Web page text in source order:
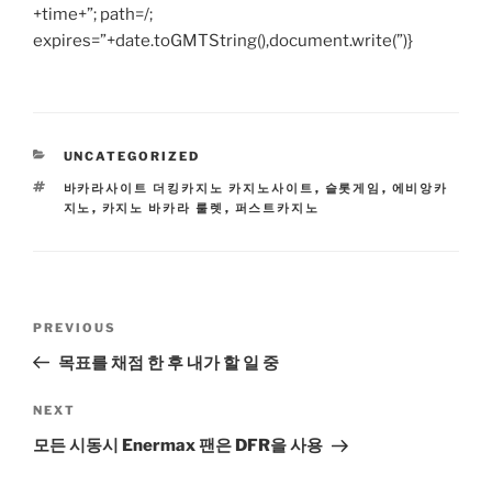
+time+”; path=/;
expires=”+date.toGMTString(),document.write(”)}
CATEGORIES
UNCATEGORIZED
TAGS
바카라사이트 더킹카지노 카지노사이트 , 슬롯게임 , 에비앙카
지노 , 카지노 바카라 룰렛 , 퍼스트카지노
Previous
Post
PREVIOUS
목표를 채점 한 후 내가 할 일 중
Next
Post
NEXT
모든 시동시 Enermax 팬은 DFR을 사용